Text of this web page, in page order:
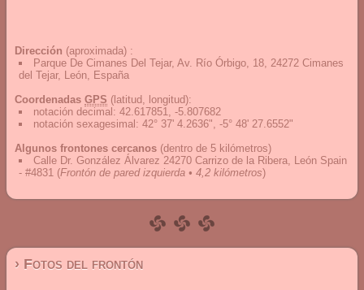
Dirección (aproximada) :
Parque De Cimanes Del Tejar, Av. Río Órbigo, 18, 24272 Cimanes
del Tejar, León, España
Coordenadas GPS (latitud, longitud):
notación decimal : 42.617851, -5.807682
notación sexagesimal : 42° 37' 4.2636", -5° 48' 27.6552"
Algunos frontones cercanos (dentro de 5 kilómetros)
Calle Dr. González Álvarez 24270 Carrizo de la Ribera, León Spain
- #4831 (Frontón de pared izquierda • 4,2 kilómetros)
› Fotos del frontón